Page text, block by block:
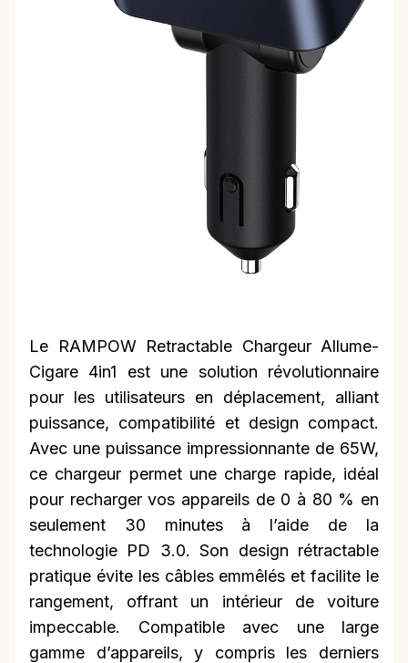
Le RAMPOW Retractable Chargeur Allume-
Cigare 4in1 est une solution révolutionnaire
pour les utilisateurs en déplacement, alliant
puissance, compatibilité et design compact.
Avec une puissance impressionnante de 65W,
ce chargeur permet une charge rapide, idéal
pour recharger vos appareils de 0 à 80 % en
seulement 30 minutes à l’aide de la
technologie PD 3.0. Son design rétractable
pratique évite les câbles emmêlés et facilite le
rangement, offrant un intérieur de voiture
impeccable. Compatible avec une large
gamme d’appareils, y compris les derniers